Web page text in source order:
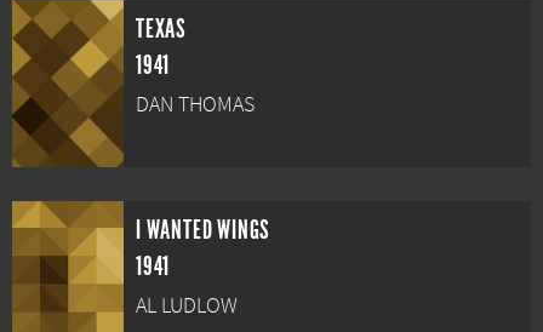
TEXAS
1941
DAN THOMAS
I WANTED WINGS
1941
AL LUDLOW